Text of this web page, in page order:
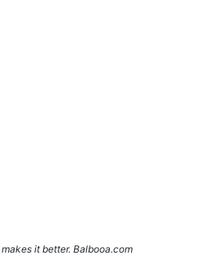
makes it better. Balbooa.com